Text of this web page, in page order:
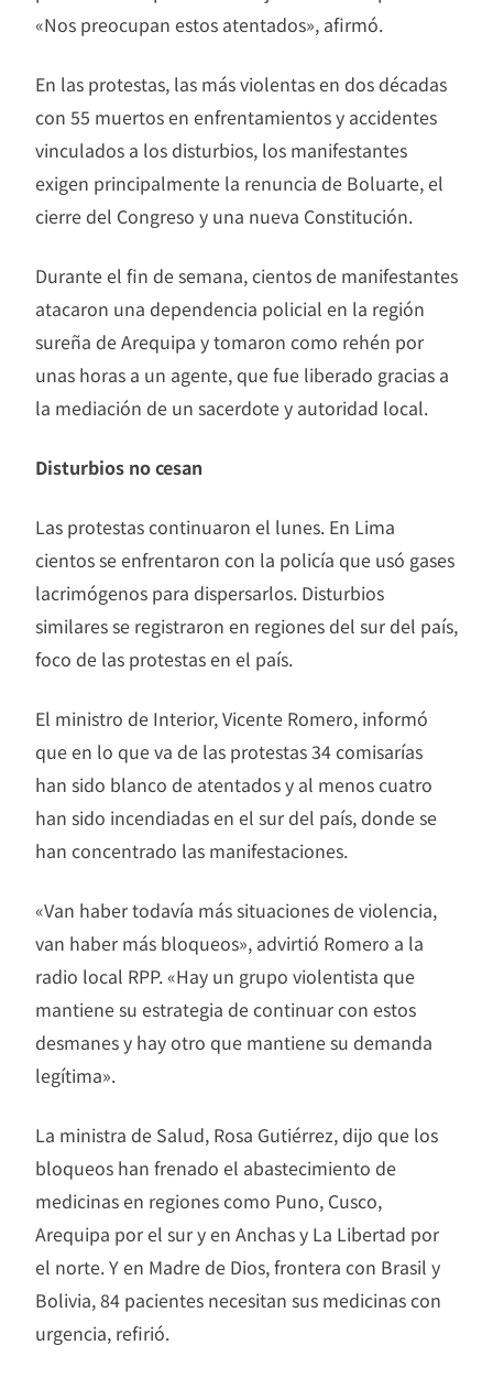
«Nos preocupan estos atentados», afirmó.
En las protestas, las más violentas en dos décadas
con 55 muertos en enfrentamientos y accidentes
vinculados a los disturbios, los manifestantes
exigen principalmente la renuncia de Boluarte, el
cierre del Congreso y una nueva Constitución.
Durante el fin de semana, cientos de manifestantes
atacaron una dependencia policial en la región
sureña de Arequipa y tomaron como rehén por
unas horas a un agente, que fue liberado gracias a
la mediación de un sacerdote y autoridad local.
Disturbios no cesan
Las protestas continuaron el lunes. En Lima
cientos se enfrentaron con la policía que usó gases
lacrimógenos para dispersarlos. Disturbios
similares se registraron en regiones del sur del país,
foco de las protestas en el país.
El ministro de Interior, Vicente Romero, informó
que en lo que va de las protestas 34 comisarías
han sido blanco de atentados y al menos cuatro
han sido incendiadas en el sur del país, donde se
han concentrado las manifestaciones.
«Van haber todavía más situaciones de violencia,
van haber más bloqueos», advirtió Romero a la
radio local RPP. «Hay un grupo violentista que
mantiene su estrategia de continuar con estos
desmanes y hay otro que mantiene su demanda
legítima».
La ministra de Salud, Rosa Gutiérrez, dijo que los
bloqueos han frenado el abastecimiento de
medicinas en regiones como Puno, Cusco,
Arequipa por el sur y en Anchas y La Libertad por
el norte. Y en Madre de Dios, frontera con Brasil y
Bolivia, 84 pacientes necesitan sus medicinas con
urgencia, refirió.